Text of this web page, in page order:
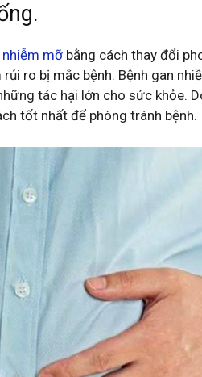
nhiễm mỡ bằng cách thay đổi
ro bị mắc bệnh. Bệnh gan
tác hại lớn cho sức khỏe.
tốt nhất để phòng tránh bệnh.